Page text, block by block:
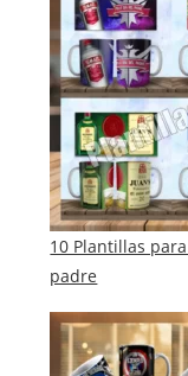
10 Plantillas
padre